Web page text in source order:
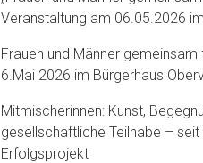
Veranstaltung am 06.05.2026
Frauen und Männer
6.Mai 2026 im Bürgerhaus
Mitmischerinnen: Kunst,
gesellschaftliche Teilhabe – seit
Erfolgsprojekt